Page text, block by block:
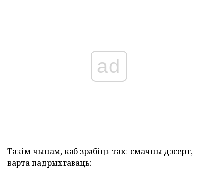
ad
Такім чынам, каб зрабіць такі смачны дэсерт,
варта падрыхтаваць: